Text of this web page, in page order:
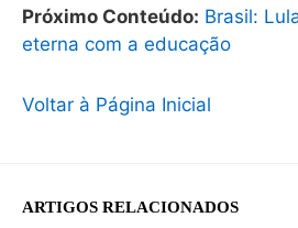
Próximo Conteúdo: Brasil:
eterna com a educação
Voltar à Página Inicial
ARTIGOS RELACIONADOS